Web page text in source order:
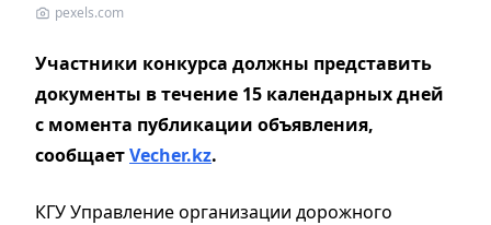
pexels.com
Участники конкурса должны представить
документы в течение 15 календарных дней
с момента публикации объявления,
сообщаетVecher.kz.
КГУ Управление организации дорожного